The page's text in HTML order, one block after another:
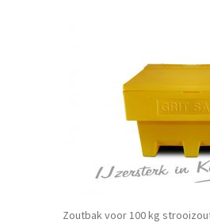
Zoutbak voor 100 kg